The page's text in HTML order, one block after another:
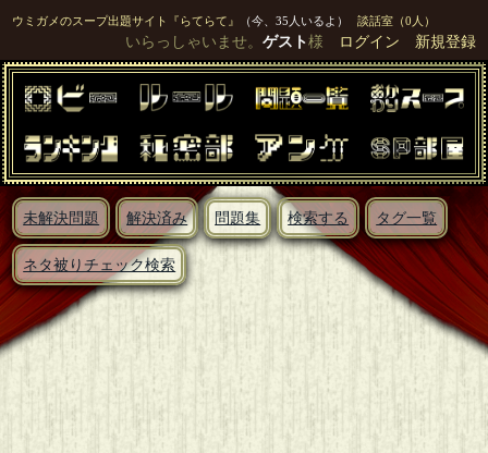
ウミガメのスープ出題サイト『らてらて』 （今、35人いるよ） 談話室（0人）
いらっしゃいませ。 ゲスト様 ログイン 新規登録
未解決問題 解決済み 問題集 検索する タグ一覧
ネタ被りチェック検索